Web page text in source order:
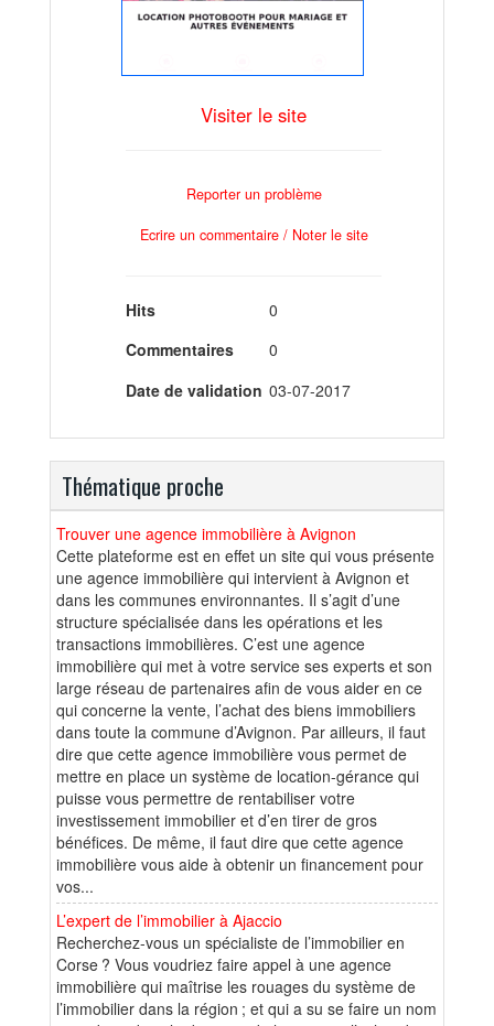
Visiter le site
Reporter un problème
Ecrire un commentaire / Noter le site
Hits
0
Commentaires
0
Date de validation 03-07-2017
Thématique proche
Trouver une agence immobilière à Avignon
Cette plateforme est en effet un site qui vous présente
une agence immobilière qui intervient à Avignon et
dans les communes environnantes. Il s’agit d’une
structure spécialisée dans les opérations et les
transactions immobilières. C’est une agence
immobilière qui met à votre service ses experts et son
large réseau de partenaires afin de vous aider en ce
qui concerne la vente, l’achat des biens immobiliers
dans toute la commune d’Avignon. Par ailleurs, il faut
dire que cette agence immobilière vous permet de
mettre en place un système de location-gérance qui
puisse vous permettre de rentabiliser votre
investissement immobilier et d’en tirer de gros
bénéfices. De même, il faut dire que cette agence
immobilière vous aide à obtenir un financement pour
vos...
L’expert de l’immobilier à Ajaccio
Recherchez-vous un spécialiste de l’immobilier en
Corse ? Vous voudriez faire appel à une agence
immobilière qui maîtrise les rouages du système de
l’immobilier dans la région ; et qui a su se faire un nom